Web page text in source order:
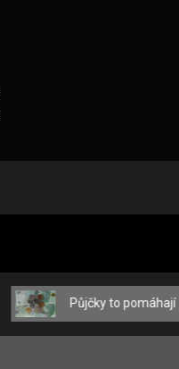
Půjčky to pomáhají zvládat